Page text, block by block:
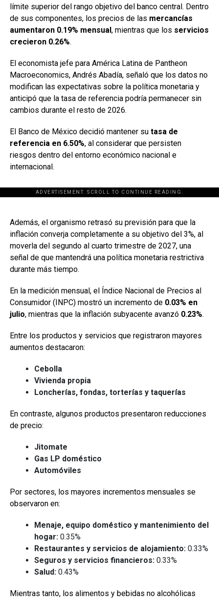
límite superior del rango objetivo del banco central. Dentro
de sus componentes, los precios de las mercancías
aumentaron 0.19% mensual, mientras que los servicios
crecieron 0.26%.
El economista jefe para América Latina de Pantheon
Macroeconomics, Andrés Abadía, señaló que los datos no
modifican las expectativas sobre la política monetaria y
anticipó que la tasa de referencia podría permanecer sin
cambios durante el resto de 2026.
El Banco de México decidió mantener su tasa de
referencia en 6.50%, al considerar que persisten
riesgos dentro del entorno económico nacional e
internacional.
ADVERTISEMENT. SCROLL TO CONTINUE READING.
[adsforwp id="243463"]
Además, el organismo retrasó su previsión para que la
inflación converja completamente a su objetivo del 3%, al
moverla del segundo al cuarto trimestre de 2027, una
señal de que mantendrá una política monetaria restrictiva
durante más tiempo.
En la medición mensual, el Índice Nacional de Precios al
Consumidor (INPC) mostró un incremento de 0.03% en
julio, mientras que la inflación subyacente avanzó 0.23%.
Entre los productos y servicios que registraron mayores
aumentos destacaron:
Cebolla
Vivienda propia
Loncherías, fondas, torterías y taquerías
En contraste, algunos productos presentaron reducciones
de precio:
Jitomate
Gas LP doméstico
Automóviles
Por sectores, los mayores incrementos mensuales se
observaron en:
Menaje, equipo doméstico y mantenimiento del
hogar: 0.35%
Restaurantes y servicios de alojamiento: 0.33%
Seguros y servicios financieros: 0.33%
Salud: 0.43%
Mientras tanto, los alimentos y bebidas no alcohólicas